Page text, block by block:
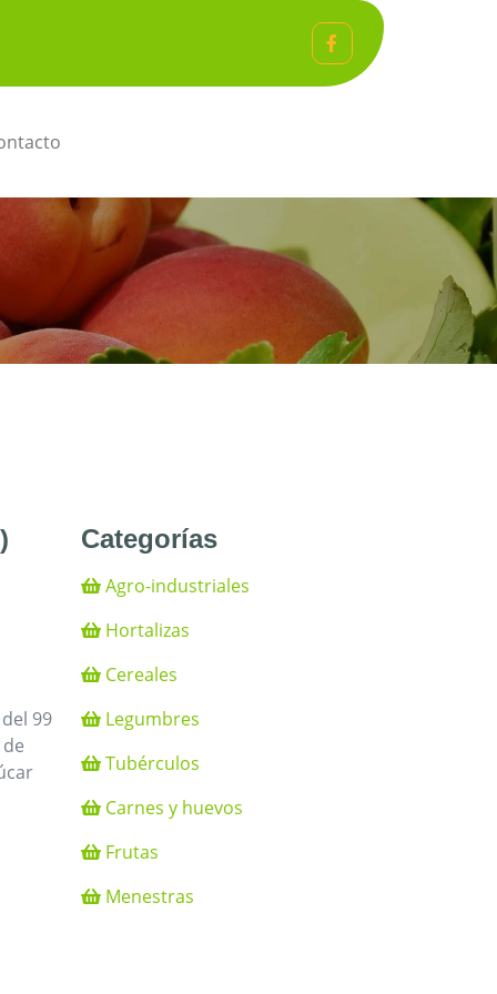
99
Categorías
Agro-industriales
Hortalizas
Cereales
Legumbres
Tubérculos
Carnes y huevos
Frutas
Menestras